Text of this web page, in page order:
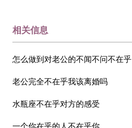
相关信息
怎么做到对老公的不闻不问不在乎
老公完全不在乎我该离婚吗
水瓶座不在乎对方的感受